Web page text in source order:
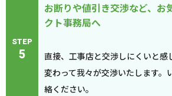
STEP
5
お断りや値引き交渉など、お
クト事務局へ
直接、工事店と交渉しにくいと感
変わって我々が交渉いたします。
絡ください。